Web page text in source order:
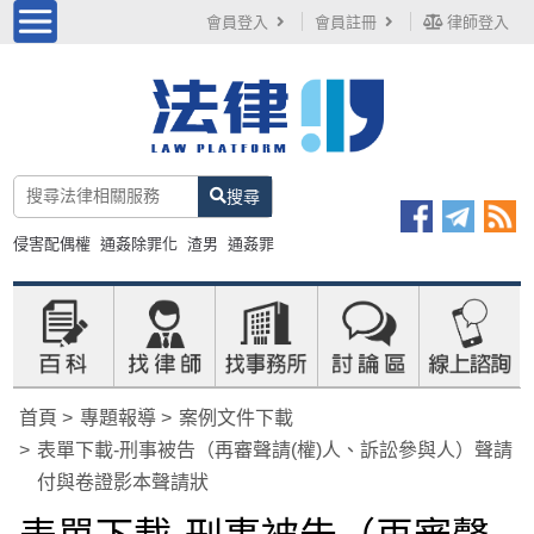
會員登入 會員註冊 律師登入
搜尋
侵害配偶權 通姦除罪化 渣男 通姦罪
首頁 專題報導
案例文件下載
表單下載-刑事被告（再審聲請(權)人、訴訟參與人）聲請
付與卷證影本聲請狀